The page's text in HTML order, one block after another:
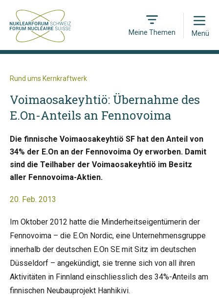
Meine Themen
Open
Menü
Rund ums Kernkraftwerk
Voimaosakeyhtiö: Übernahme des
E.On-Anteils an Fennovoima
Die finnische Voimaosakeyhtiö SF hat den Anteil von
34% der E.On an der Fennovoima Oy erworben. Damit
sind die Teilhaber der Voimaosakeyhtiö im Besitz
aller Fennovoima-Aktien.
20. Feb. 2013
Im Oktober 2012 hatte die Minderheitseigentümerin der
Fennovoima – die E.On Nordic, eine Unternehmensgruppe
innerhalb der deutschen E.On SE mit Sitz im deutschen
Düsseldorf – angekündigt, sie trenne sich von all ihren
Aktivitäten in Finnland einschliesslich des 34%-Anteils am
finnischen Neubauprojekt Hanhikivi.